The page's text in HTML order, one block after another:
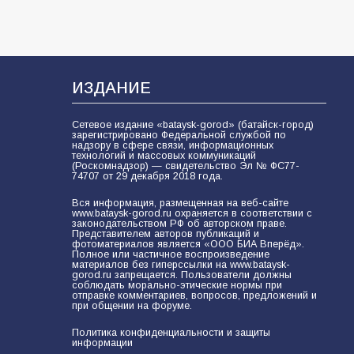
ИЗДАНИЕ
Сетевое издание «bataysk-gorod» (батайск-город)
зарегистрировано Федеральной службой по
надзору в сфере связи, информационных
технологий и массовых коммуникаций
(Роскомнадзор) — свидетельство Эл № ФС77-
74707 от 29 декабря 2018 года.
Вся информация, размещенная на веб-сайте
www.bataysk-gorod.ru охраняется в соответствии с
законодательством РФ об авторском праве.
Представителем авторов публикаций и
фотоматериалов является «ООО БИА Вперёд».
Полное или частичное воспроизведение
материалов без гиперссылки на www.bataysk-
gorod.ru запрещается. Пользователи должны
соблюдать морально-этические нормы при
отправке комментариев, вопросов, предложений и
при общении на форуме.
Политика конфиденциальности и защиты
информации